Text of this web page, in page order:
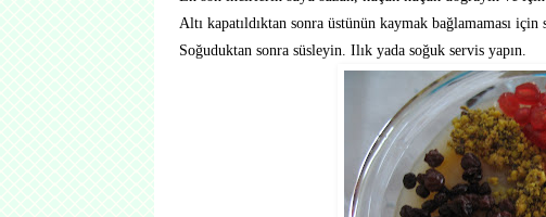
Altı kapatıldıktan sonra üstünün kaymak bağlamaması için
Soğuduktan sonra süsleyin. Ilık yada soğuk servis yapın.